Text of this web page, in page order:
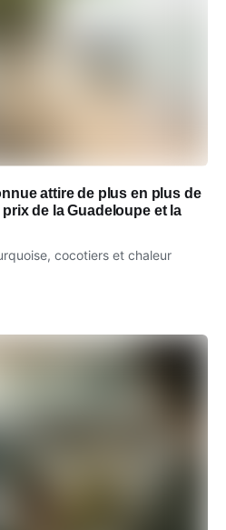
attire de plus en plus de
de la Guadeloupe et la
cocotiers et chaleur